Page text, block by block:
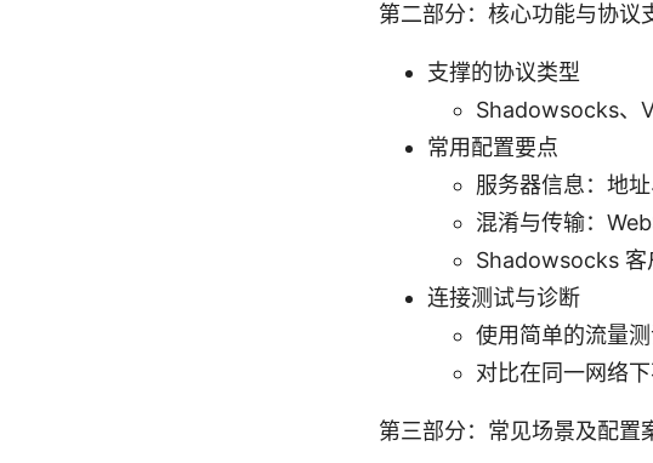
第二部分：核心功能与协议
支撑的协议类型
Shadowsocks、
常用配置要点
服务器信息：地
混淆与传输：
Shadowsocks 客
连接测试与诊断
使用简单的流量
对比在同一网络
第三部分：常见场景及配置